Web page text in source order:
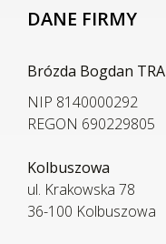
DANE FIRMY
Brózda Bogdan
NIP 8140000292
REGON 690229805
Kolbuszowa
ul. Krakowska 78
36-100 Kolbuszowa